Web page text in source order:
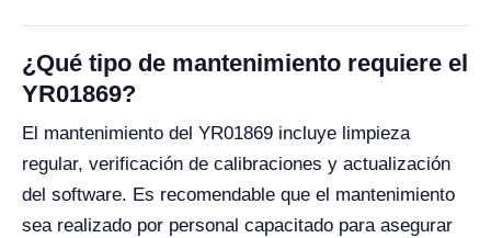
¿Qué tipo de mantenimiento requiere el
YR01869?
El mantenimiento del YR01869 incluye limpieza
regular, verificación de calibraciones y actualización
del software. Es recomendable que el mantenimiento
sea realizado por personal capacitado para asegurar